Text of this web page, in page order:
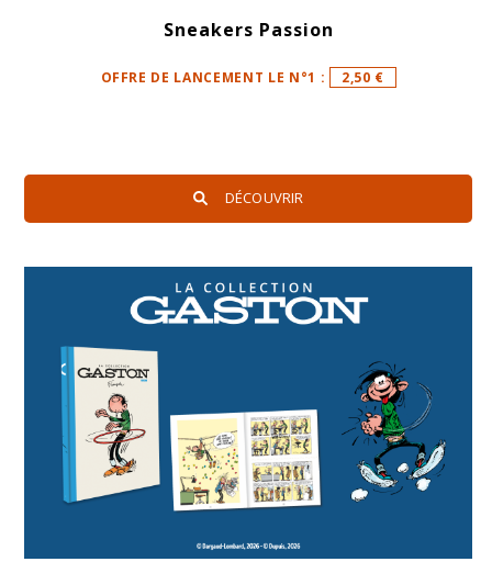
Sneakers Passion
OFFRE DE LANCEMENT LE N°1 : 2,50 €
DÉCOUVRIR